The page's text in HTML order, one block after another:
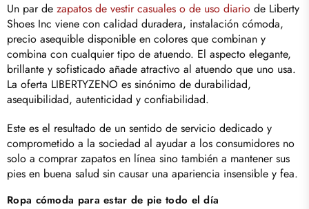
Un par de zapatos de vestir casuales o de uso diario de Liberty
Shoes Inc viene con calidad duradera, instalación cómoda,
precio asequible disponible en colores que combinan y
combina con cualquier tipo de atuendo. El aspecto elegante,
brillante y sofisticado añade atractivo al atuendo que uno usa.
La oferta LIBERTYZENO es sinónimo de durabilidad,
asequibilidad, autenticidad y confiabilidad.
Este es el resultado de un sentido de servicio dedicado y
comprometido a la sociedad al ayudar a los consumidores no
solo a comprar zapatos en línea sino también a mantener sus
pies en buena salud sin causar una apariencia insensible y fea.
Ropa cómoda para estar de pie todo el día